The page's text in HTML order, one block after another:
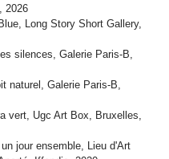
2026
Long Story Short Gallery,
silences, Galerie Paris-B,
naturel, Galerie Paris-B,
vert, Ugc Art Box, Bruxelles,
jour ensemble, Lieu d'Art